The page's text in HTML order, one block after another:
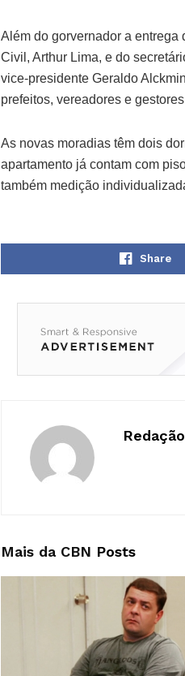
Além do gorvernador a entrega
Civil, Arthur Lima, e do
vice-presidente Geraldo
prefeitos, vereadores e
As novas moradias têm dois
apartamento já contam com
também medição
Share
Redação
Mais da CBN Posts